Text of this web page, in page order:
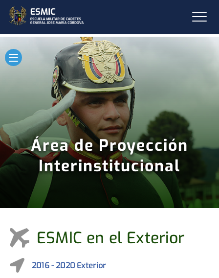
Área de Proyección
Interinstitucional
ESMIC en el Exterior
2016 - 2020 Exterior